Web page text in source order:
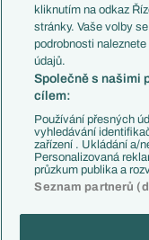
Kluby
Arsenal FC
Chelsea FC
Manchester United
AC Milán
Juventus FC
Bayern Mnichov
FC Barcelona
Real Madrid
kliknutím na odkaz
stránky. Vaše volby
podrobnosti
údajů.
Společně s našimi
cílem:
Používání přesných
vyhledávání
zařízení . Ukládání a/
Personalizovaná
průzkum publika a
Seznam partnerů